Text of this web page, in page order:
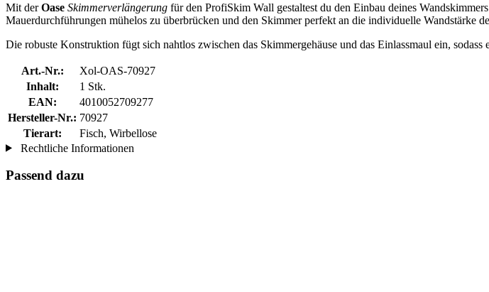
Mit derOase Skimmerverlängerung für den ProfiSkim Wall gestaltest du den Einbau deines
Mauerdurchführungen mühelos zu überbrücken und den Skimmer perfekt an die individuelle Wandstärke
Die robuste Konstruktion fügt sich nahtlos zwischen das Skimmergehäuse und das Einlassmaul ein,
Art.-Nr.:
Xol-OAS-70927
Inhalt:
1 Stk.
EAN:
4010052709277
Hersteller-Nr.: 70927
Tierart:
Fisch, Wirbellose
Rechtliche Informationen
Passend dazu